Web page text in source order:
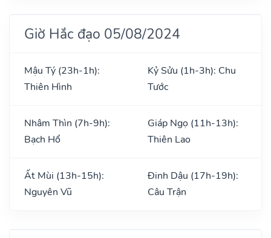
Giờ Hắc đạo 05/08/2024
Mậu Tý (23h-1h):
Thiên Hình
Kỷ Sửu (1h-3h): Chu
Tước
Nhâm Thìn (7h-9h):
Bạch Hổ
Giáp Ngọ (11h-13h):
Thiên Lao
Ất Mùi (13h-15h):
Nguyên Vũ
Đinh Dậu (17h-19h):
Câu Trận